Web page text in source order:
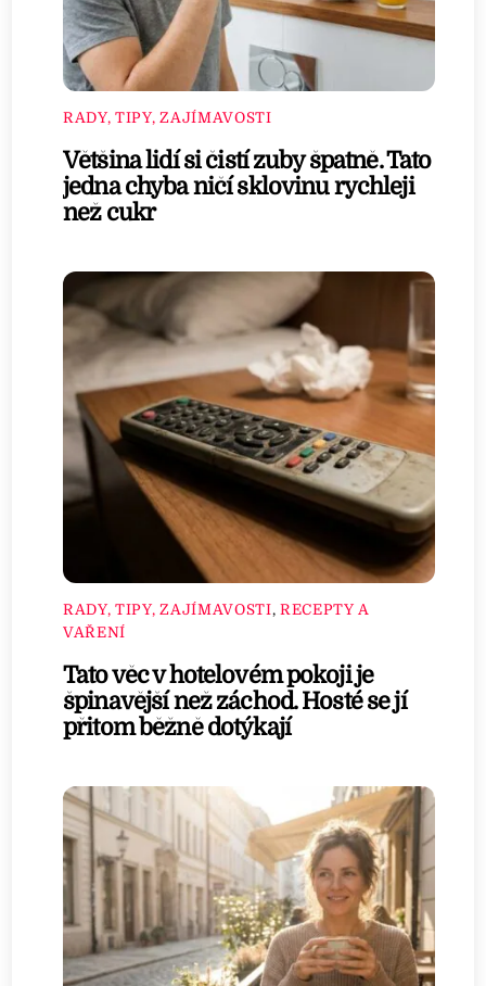
RADY, TIPY, ZAJÍMAVOSTI
Většina lidí si čistí zuby špatně. Tato
jedna chyba ničí sklovinu rychleji
než cukr
RADY, TIPY, ZAJÍMAVOSTI, RECEPTY A
VAŘENÍ
Tato věc v hotelovém pokoji je
špinavější než záchod. Hosté se jí
přitom běžně dotýkají